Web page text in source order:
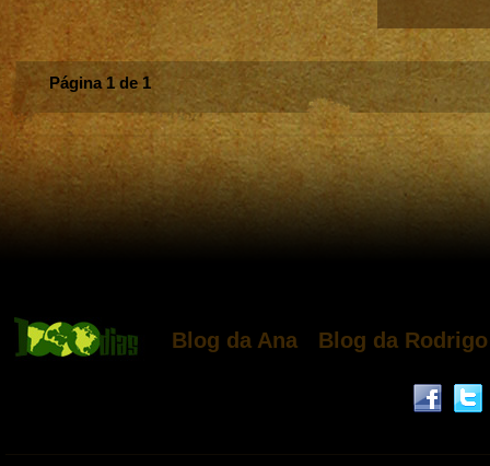
Página 1 de 1
Blog da Ana Blog da Rodrigo